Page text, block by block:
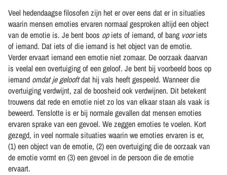
Veel hedendaagse filosofen zijn het er over eens dat er in situaties
waarin mensen emoties ervaren normaal gesproken altijd een object
van de emotie is. Je bent boos opiets of iemand, of bang vooriets
of iemand. Dat iets of die iemand is het object van de emotie.
Verder ervaart iemand een emotie niet zomaar. De oorzaak daarvan
is veelal een overtuiging of een geloof. Je bent bij voorbeeld boos op
iemand omdat je gelooftdat hij vals heeft gespeeld. Wanneer die
overtuiging verdwijnt, zal de boosheid ook verdwijnen. Dit betekent
trouwens dat rede en emotie niet zo los van elkaar staan als vaak is
beweerd. Tenslotte is er bij normale gevallen dat mensen emoties
ervaren sprake van een gevoel. We zeggen emoties te voelen. Kort
gezegd, in veel normale situaties waarin we emoties ervaren is er,
(1) een object van de emotie, (2) een overtuiging die de oorzaak van
de emotie vormt en (3) een gevoel in de persoon die de emotie
ervaart.